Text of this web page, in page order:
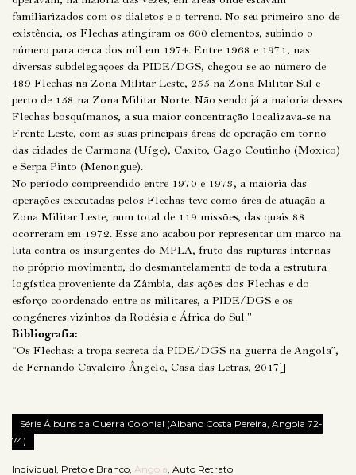
familiarizados com os dialetos e o terreno. No seu primeiro ano de
existência, os Flechas atingiram os 600 elementos, subindo o
número para cerca dos mil em 1974. Entre 1968 e 1971, nas
diversas subdelegações da PIDE/DGS, chegou-se ao número de
489 Flechas na Zona Militar Leste, 255 na Zona Militar Sul e
perto de 158 na Zona Militar Norte. Não sendo já a maioria desses
Flechas bosquímanos, a sua maior concentração localizava-se na
Frente Leste, com as suas principais áreas de operação em torno
das cidades de Carmona (Uíge), Caxito, Gago Coutinho (Moxico)
e Serpa Pinto (Menongue).
No período compreendido entre 1970 e 1973, a maioria das
operações executadas pelos Flechas teve como área de atuação a
Zona Militar Leste, num total de 119 missões, das quais 88
ocorreram em 1972. Esse ano acabou por representar um marco na
luta contra os insurgentes do MPLA, fruto das rupturas internas
no próprio movimento, do desmantelamento de toda a estrutura
logística proveniente da Zâmbia, das ações dos Flechas e do
esforço coordenado entre os militares, a PIDE/DGS e os
congéneres vizinhos da Rodésia e África do Sul."
Bibliografia:
“Os Flechas: a tropa secreta da PIDE/DGS na guerra de Angola”,
de Fernando Cavaleiro Ângelo, Casa das Letras, 2017]
Série Álbuns da Guerra Colonial (Albano Costa Pereira, Angola 72-
74)
Individual Preto e Branco Angola Auto Retrato